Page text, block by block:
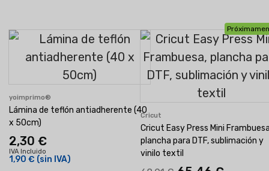
yoimprimo®
Lámina de teflón antiadherente (40
x 50cm)
2,30 €
IVA Incluido
1,90 € (sin IVA)
Cricut
Cricut Easy Press Mini
plancha para DTF, sublimación y
vinilo textil